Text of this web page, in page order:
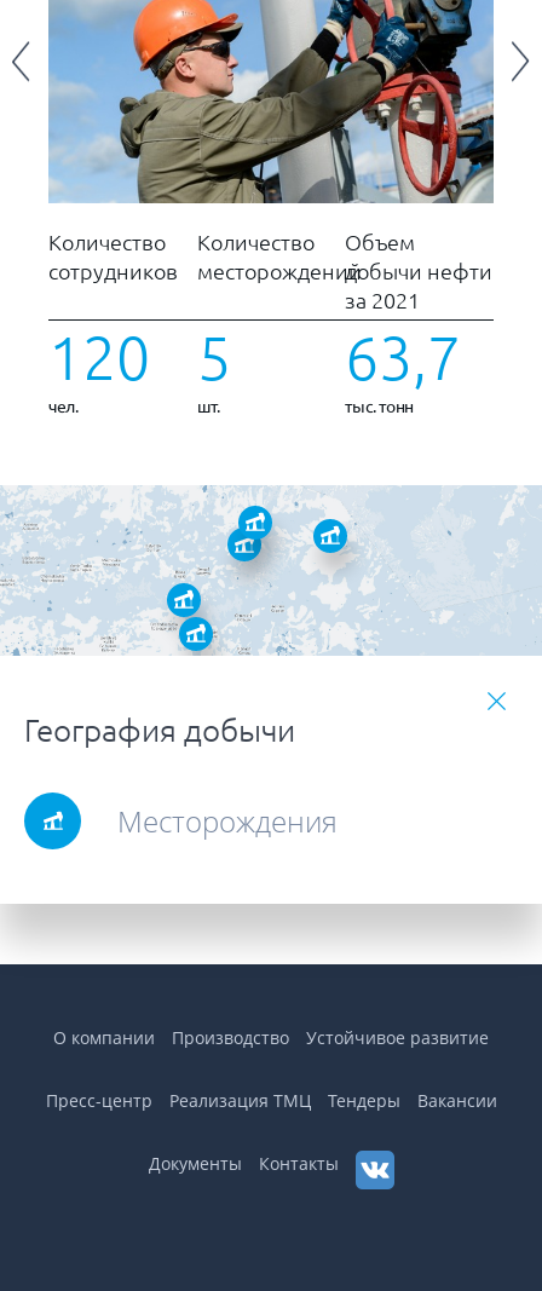
Количество
сотрудников
120
чел.
Количество
месторождений
5
шт.
Объем
добычи нефти
за 2021
63,7
тыс. тонн
География добычи
Месторождения
О компании Производство Устойчивое развитие
Пресс-центр Реализация ТМЦ Тендеры Вакансии
Документы Контакты